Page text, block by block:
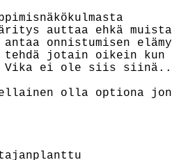
auttaa ehkä
antaa onnistumisen
jotain oikein kun
Vika ei ole siis
olla optiona